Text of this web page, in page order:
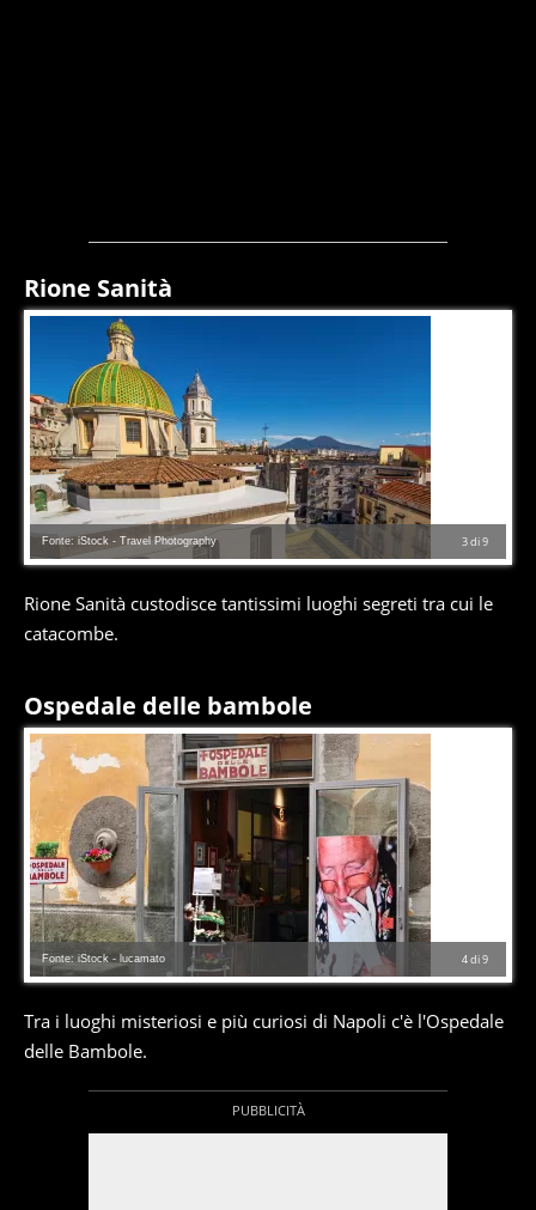
Rione Sanità
3di9
Fonte: iStock - Travel Photography
Rione Sanità custodisce tantissimi luoghi segreti tra cui le
catacombe.
Ospedale delle bambole
4di9
Fonte: iStock - lucamato
Tra i luoghi misteriosi e più curiosi di Napoli c'è l'Ospedale
delle Bambole.